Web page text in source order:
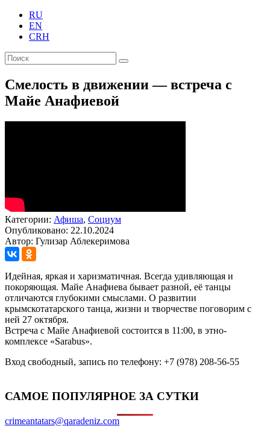
RU
EN
CRH
Смелость в движении — встреча с
Майе Анафиевой
Категории: Афиша, Социум
Опубликовано: 22.10.2024
Автор: Гулизар Аблекеримова
Идейная, яркая и харизматичная. Всегда удивляющая и
покоряющая. Майе Анафиева бывает разной, её танцы
отличаются глубокими смыслами. О развитии
крымскотатарского танца, жизни и творчестве поговорим с
ней 27 октября.
Встреча с Майе Анафиевой состоится в 11:00, в этно-
комплексе «Sarabus».
Вход свободный, запись по телефону: +7 (978) 208-56-55
САМОЕ ПОПУЛЯРНОЕ ЗА СУТКИ
crimeantatars@qaradeniz.com